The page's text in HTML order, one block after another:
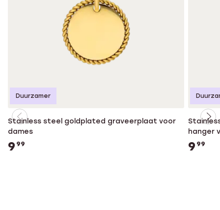
Stainless steel goldplated graveerplaat voor
dames
9 99
Duurzamer
hanger
9 99